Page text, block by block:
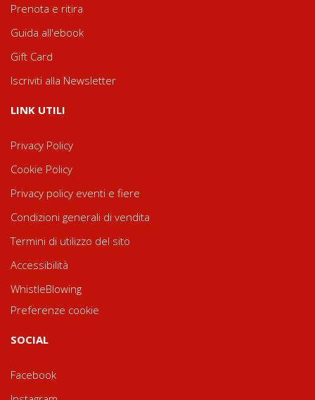
Prenota e ritira
Guida all'ebook
Gift Card
Iscriviti alla Newsletter
LINK UTILI
Privacy Policy
Cookie Policy
Privacy policy eventi e fiere
Condizioni generali di vendita
Termini di utilizzo del sito
Accessibilità
WhistleBlowing
Preferenze cookie
SOCIAL
Facebook